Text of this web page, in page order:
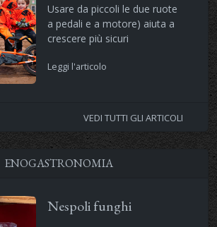
Usare da piccoli le due ruote
a pedali e a motore) aiuta a
crescere più sicuri
Leggi l'articolo
VEDI TUTTI GLI ARTICOLI
ENOGASTRONOMIA
Nespoli funghi